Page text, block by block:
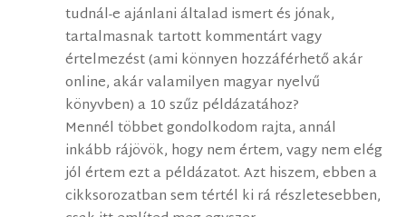
tudnál-e ajánlani általad ismert és jónak,
tartalmasnak tartott kommentárt vagy
értelmezést (ami könnyen hozzáférhető akár
online, akár valamilyen magyar nyelvű
könyvben) a 10 szűz példázatához?
Mennél többet gondolkodom rajta, annál
inkább rájövök, hogy nem értem, vagy nem elég
jól értem ezt a példázatot. Azt hiszem, ebben a
cikksorozatban sem tértél ki rá részletesebben,